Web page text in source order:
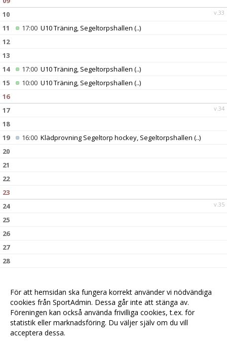
v.33
10
11
17:00 U10 Träning, Segeltorpshallen (..)
12
13
14
17:00 U10 Träning, Segeltorpshallen (..)
15
10:00 U10 Träning, Segeltorpshallen (..)
16
v.34
17
18
19
16:00 Klädprovning Segeltorp hockey, Segeltorpshallen (..)
20
21
22
23
v.35
24
25
26
27
28
För att hemsidan ska fungera korrekt använder vi nödvändiga
cookies från SportAdmin. Dessa går inte att stänga av.
Föreningen kan också använda frivilliga cookies, t.ex. för
statistik eller marknadsföring. Du väljer själv om du vill
acceptera dessa.